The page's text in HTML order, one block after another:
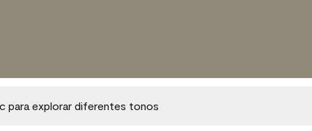
para explorar diferentes tonos